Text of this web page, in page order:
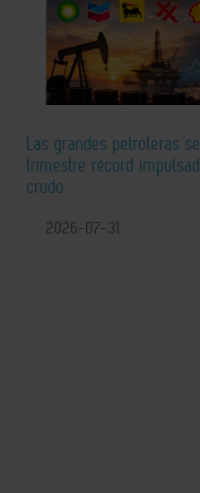
Las grandes petroleras
trimestre récord
crudo
2026-07-31